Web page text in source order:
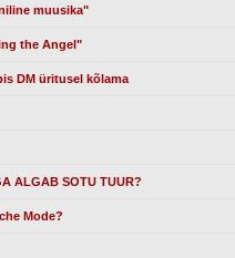
muusika"
the Angel"
DM üritusel kõlama
ALGAB SOTU TUUR?
Mode?